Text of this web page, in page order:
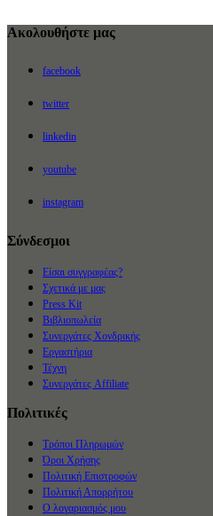
Ακολουθήστε μας
facebook
twitter
linkedin
youtube
instagram
Σύνδεσμοι
Είσαι συγγραφέας?
Σχετικά με μας
Press Kit
Βιβλιοπωλεία
Συνεργάτες Χονδρικής
Εργαστήρια
Τέχνη
Συνεργάτες Affiliate
Πολιτικές
Τρόποι Πληρωμών
Όροι Χρήσης
Πολιτική Επιστροφών
Πολιτική Απορρήτου
Ο λογαριασμός μου